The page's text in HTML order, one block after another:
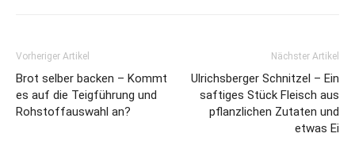
Vorheriger Artikel
Brot selber backen – Kommt
es auf die Teigführung und
Rohstoffauswahl an?
Nächster Artikel
Ulrichsberger Schnitzel – Ein
saftiges Stück Fleisch aus
pflanzlichen Zutaten und
etwas Ei